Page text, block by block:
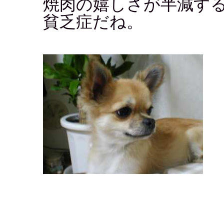
焼肉の嬉しさが半減す
貧乏症だね。